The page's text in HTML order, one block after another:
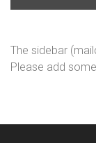
The sidebar
Please add